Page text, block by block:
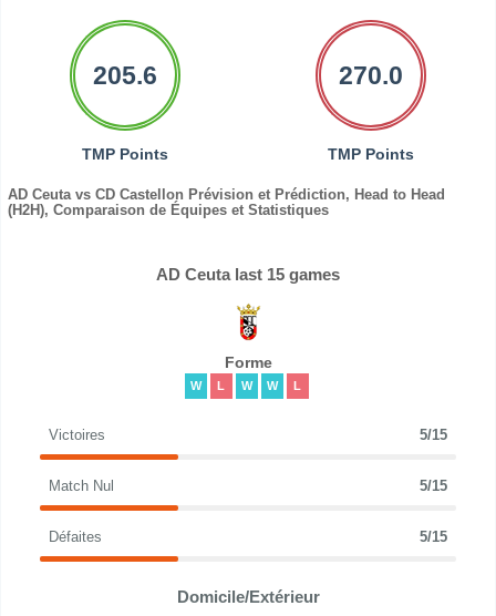
205.6
TMP Points
270.0
TMP Points
AD Ceuta vs CD Castellon Prévision et Prédiction, Head to Head
(H2H), Comparaison de Équipes et Statistiques
AD Ceuta last 15 games
Forme
W L W W L
Victoires 5/15
Match Nul 5/15
Défaites 5/15
Domicile/Extérieur